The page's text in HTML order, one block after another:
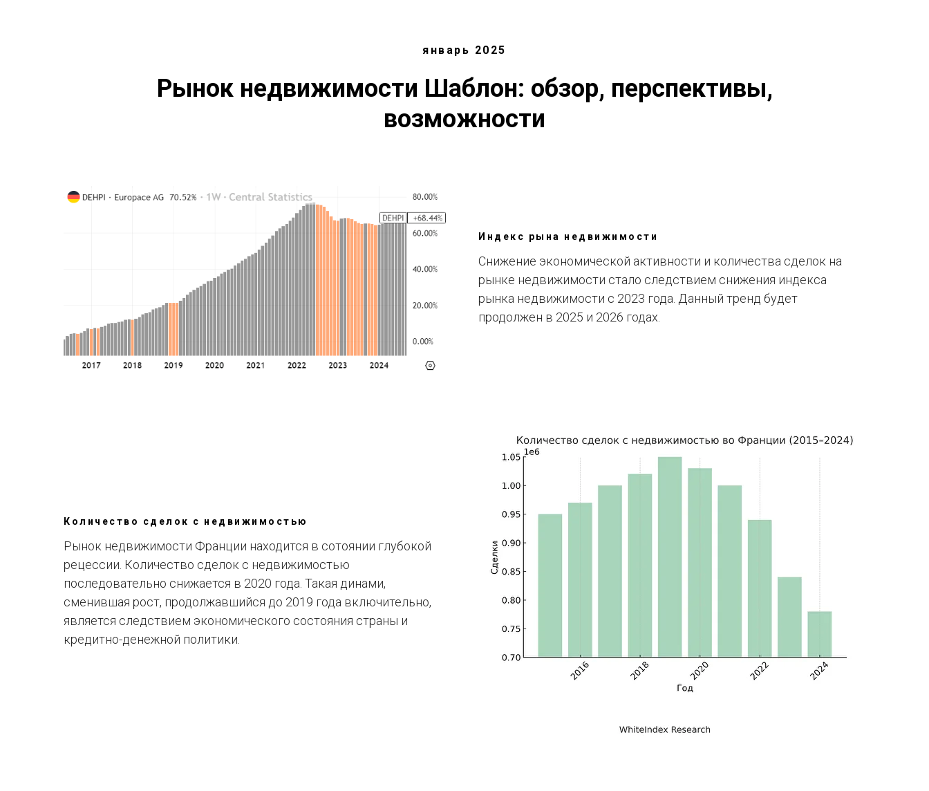
январь 2025
Рынок недвижимости Шаблон: обзор, перспективы,
возможности
Индекс рына недвижимости
Снижение экономической активности и количества сделок на
рынке недвижимости стало следствием снижения индекса
рынка недвижимости с 2023 года. Данный тренд будет
продолжен в 2025 и 2026 годах.
Количество сделок с недвижимостью
Рынок недвижимости Франции находится в сотоянии глубокой
рецессии. Количество сделок с недвижимостью
последовательно снижается в 2020 года. Такая динами,
сменившая рост, продолжавшийся до 2019 года включительно,
является следствием экономического состояния страны и
кредитно-денежной политики.